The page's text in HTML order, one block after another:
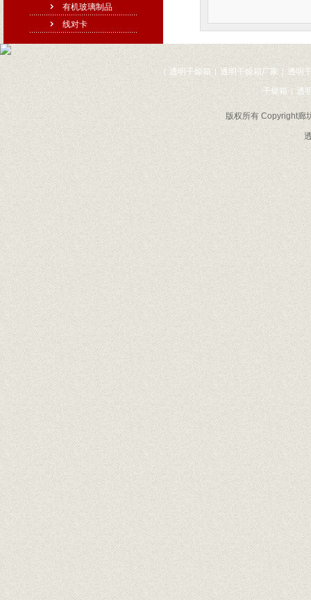
有机玻璃制品
线对卡
版权所有 Copyright廊
| 透明干燥箱 | 透明干燥箱厂家 | 透明
干燥箱 | 透